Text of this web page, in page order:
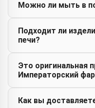
Можно ли мыть в
Подходит ли
печи?
Это оригинальная
Императорский
Как вы